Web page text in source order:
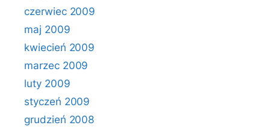
czerwiec 2009
maj 2009
kwiecień 2009
marzec 2009
luty 2009
styczeń 2009
grudzień 2008